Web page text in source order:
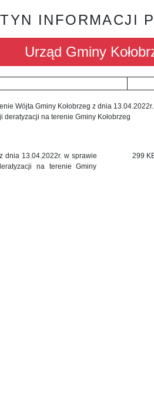
INFORMACJI
Urząd Gminy
Wójta Gminy Kołobrzeg z dnia 13.04.2022r.
na terenie Gminy Kołobrzeg
dnia 13.04.2022r. w sprawie
na terenie Gminy
299